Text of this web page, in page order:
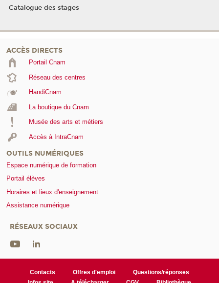
Catalogue des stages
ACCÈS DIRECTS
Portail Cnam
Réseau des centres
HandiCnam
La boutique du Cnam
Musée des arts et métiers
Accès à IntraCnam
OUTILS NUMÉRIQUES
Espace numérique de formation
Portail élèves
Horaires et lieux d'enseignement
Assistance numérique
RÉSEAUX SOCIAUX
Contacts Offres d'emploi
Questions/réponses